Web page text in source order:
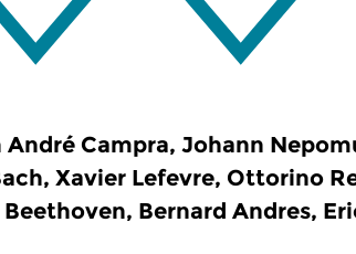
André Campra, Johann
Xavier Lefevre, Ottorino
Bernard Andres,